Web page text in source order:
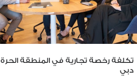
تكلفة رخصة تجارية في المنطقة الحرة
دبي